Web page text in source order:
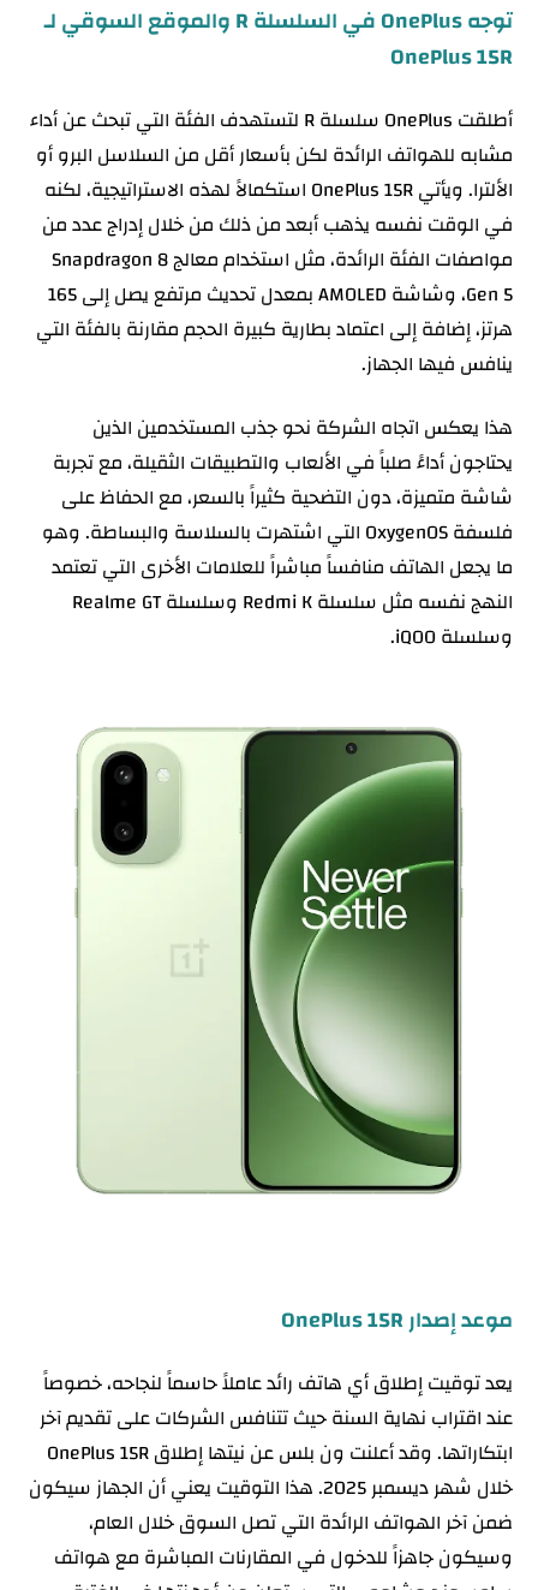
توجه OnePlus في السلسلة R والموقع السوقي لـ
OnePlus 15R
أطلقت OnePlus سلسلة R لتستهدف الفئة التي تبحث عن أداء
مشابه للهواتف الرائدة لكن بأسعار أقل من السلاسل البرو أو
الألترا. ويأتي OnePlus 15R استكمالاً لهذه الاستراتيجية، لكنه
في الوقت نفسه يذهب أبعد من ذلك من خلال إدراج عدد من
مواصفات الفئة الرائدة، مثل استخدام معالج Snapdragon 8
Gen 5، وشاشة AMOLED بمعدل تحديث مرتفع يصل إلى 165
هرتز، إضافة إلى اعتماد بطارية كبيرة الحجم مقارنة بالفئة التي
ينافس فيها الجهاز.
هذا يعكس اتجاه الشركة نحو جذب المستخدمين الذين
يحتاجون أداءً صلباً في الألعاب والتطبيقات الثقيلة، مع تجربة
شاشة متميزة، دون التضحية كثيراً بالسعر، مع الحفاظ على
فلسفة OxygenOS التي اشتهرت بالسلاسة والبساطة. وهو
ما يجعل الهاتف منافساً مباشراً للعلامات الأخرى التي تعتمد
النهج نفسه مثل سلسلة Redmi K وسلسلة Realme GT
وسلسلة iQOO.
موعد إصدار OnePlus 15R
يعد توقيت إطلاق أي هاتف رائد عاملاً حاسماً لنجاحه، خصوصاً
عند اقتراب نهاية السنة حيث تتنافس الشركات على تقديم آخر
ابتكاراتها. وقد أعلنت ون بلس عن نيتها إطلاق OnePlus 15R
خلال شهر ديسمبر 2025. هذا التوقيت يعني أن الجهاز سيكون
ضمن آخر الهواتف الرائدة التي تصل السوق خلال العام،
وسيكون جاهزاً للدخول في المقارنات المباشرة مع هواتف